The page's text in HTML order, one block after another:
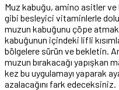
Muz kabuğu, amino asitler ve
gibi besleyici vitaminlerle
muzun kabuğunu çöpe atmak
kabuğunun içindeki lifli
bölgelere sürün ve bekletin.
muzun bırakacağı yapışkan
kez bu uygulamayı yaparak
azalacağını fark edeceksiniz.